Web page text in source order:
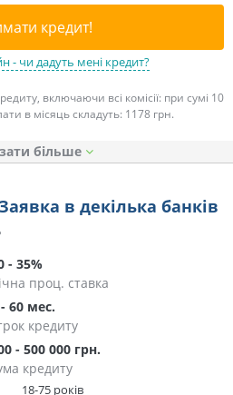
кредит!
- чи дадуть мені кредит?
включаючи всі комісії: при сумі 10
в місяць складуть: 1178 грн.
в декілька банків
- 35%
проц. ставка
60 мес.
кредиту
- 500 000 грн.
кредиту
18-75 років